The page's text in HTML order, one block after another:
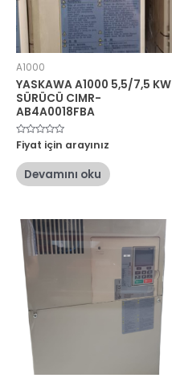
A1000
YASKAWA A1000 5,5/7,5 KW
SÜRÜCÜ CIMR-
AB4A0018FBA
5
üzerinden
oy
aldı
Fiyat için arayınız
Devamını oku